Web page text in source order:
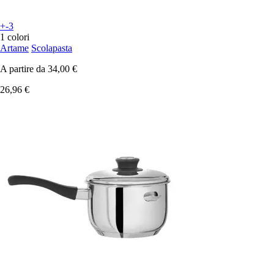
+-3
1 colori
Artame Scolapasta
A partire da 34,00 €
26,96 €